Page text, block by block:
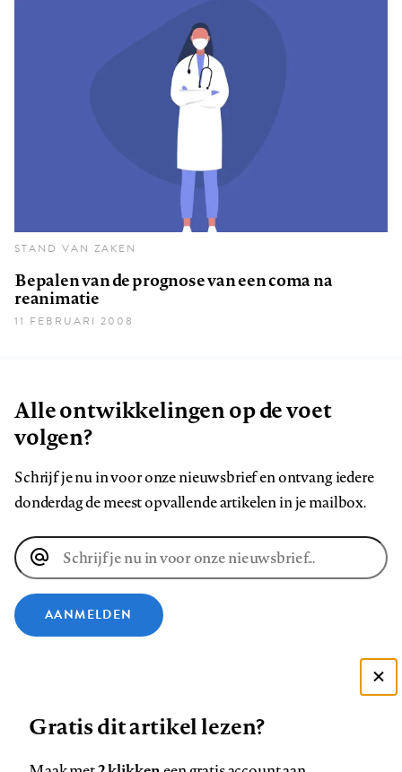
STAND VAN ZAKEN
Bepalen van de prognose van een coma na
reanimatie
11 FEBRUARI 2008
Alle ontwikkelingen op de voet
volgen?
Schrijf je nu in voor onze nieuwsbrief en ontvang iedere
donderdag de meest opvallende artikelen in je mailbox.
E-
mailadres
AANMELDEN
Volg
Volg
Volg
Volg
Volg
Zie onze cookie policy
Gratis dit artikel lezen?